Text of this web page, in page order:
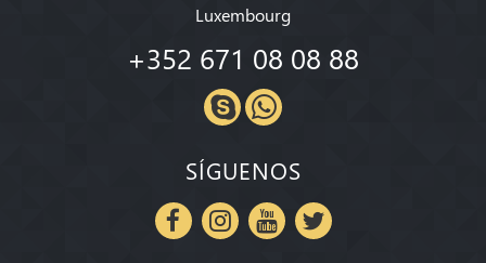
Luxembourg
+352 671 08 08 88
SÍGUENOS